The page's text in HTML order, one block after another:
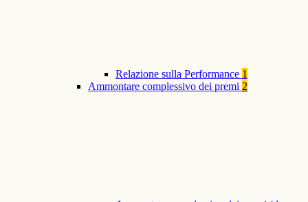
Relazione sulla Performance 1
Ammontare complessivo dei premi 2